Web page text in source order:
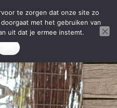
te zorgen dat onze site zo
met het gebruiken van
uit dat je ermee instemt.